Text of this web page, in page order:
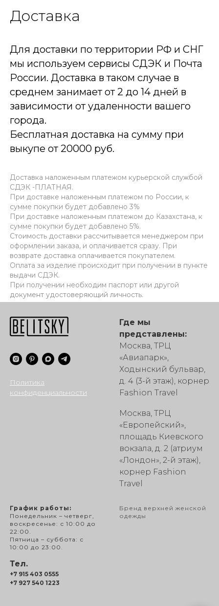
Доставка
Для доставки по территории РФ и СНГ
мы используем сервисы СДЭК и Почта
России. Доставка в таком случае в
среднем занимает от 2 до 14 дней в
зависимости от удаленности вашего
города.
Бесплатная доставка на сумму при
выкупе от 20000 руб.
Доставка наложенным платежом курьерской службой
СДЭК -ПЛАТНАЯ.
При доставке наложенным платежом по России, к
сумме покупки будет добавлено 3%
При доставке наложенным платежом до Казахстана, к
сумме покупки будет добавлено 5%.
Стоимость доставки рассчитывается менеджером при
оформлении заказа, и оплачивается сразу. При
возврате доставка оплачивается покупателем.
Оплата за изделие происходит при получении в пункте
выдачи СДЭК.
При получении необходим паспорт или другой
документ удостоверяющий личность.
Политика
конфиденциальности
Где мы
представлены:
Москва, ТРЦ
«Авиапарк»,
Ходынский бульвар,
д. 4 (3-й этаж), корнер
Fashion Travel
Москва, ТРЦ
«Европейский»,
площадь Киевского
вокзала, д. 2 (атриум
«Лондон», 2-й этаж),
корнер Fashion
Travel
График работы:
Понедельник – четверг,
воскресенье: с 10:00 до
22:00.
Пятница – суббота: с
10:00 до 23:00.
Тел.
+7 915 403 0555
+7 927 540 1223
Бренд верхней женской
одежды